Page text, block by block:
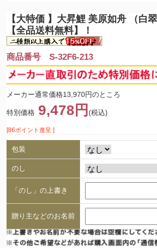
【大特価 】 大昇鯉 美原如舟 （白
【全品送料無料】！
商品番号 S-32F6-213
メーカー通常価格13,970円のところ
特別価格 9,478円 (税込)
[86ポイント進呈 ]
包装
のし
「のし」の上書き
贈り主などのお名前